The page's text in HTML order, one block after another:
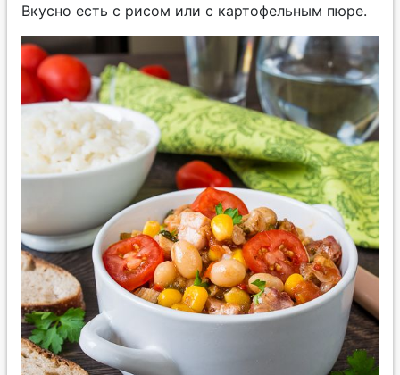
Вкусно есть с рисом или с картофельным пюре.